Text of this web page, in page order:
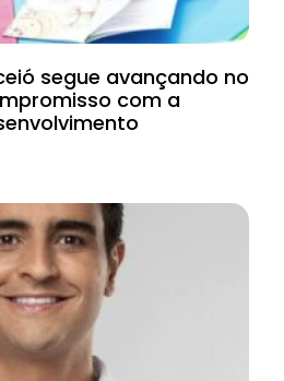
segue avançando no
com a